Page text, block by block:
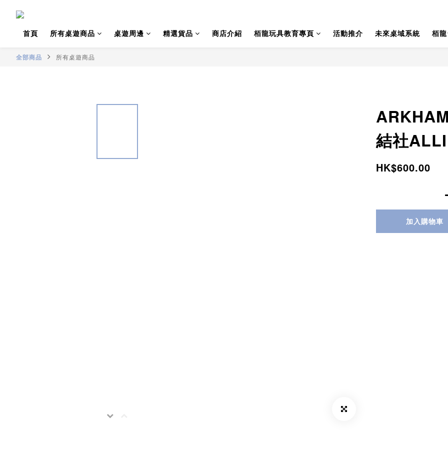
首頁 所有桌遊商品 桌遊周邊 精選貨品 商店介紹 栢龍玩具教育專頁 活動推介 未來桌域系統 栢
全部商品 所有桌遊商品
結社
HK$600.00
加入購物車